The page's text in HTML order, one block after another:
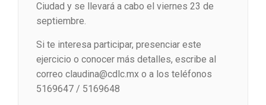
Ciudad y se llevará a cabo el viernes 23 de
septiembre.
Si te interesa participar, presenciar este
ejercicio o conocer más detalles, escribe al
correo claudina@cdlc.mx o a los teléfonos
5169647 / 5169648